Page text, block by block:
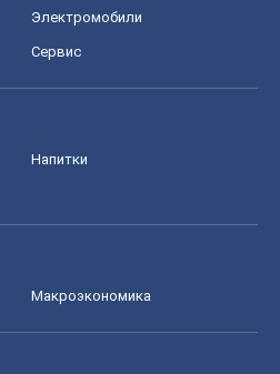
Электромобили
Сервис
Напитки
Mакроэкономика